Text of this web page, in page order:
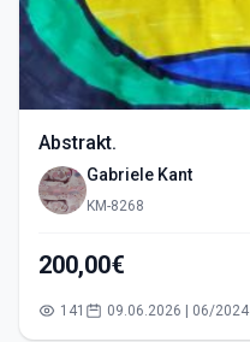
Abstrakt.
Gabriele Kant
KM-8268
200,00€
141 09.06.2026 | 06/2024